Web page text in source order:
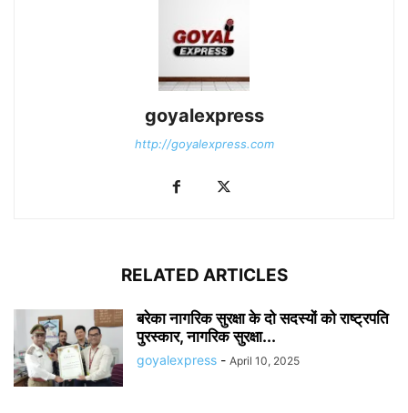
goyalexpress
http://goyalexpress.com
RELATED ARTICLES
बरेका नागरिक सुरक्षा के दो सदस्यों को राष्ट्रपति
पुरस्कार, नागरिक सुरक्षा...
goyalexpress - April 10, 2025